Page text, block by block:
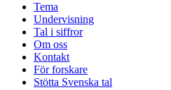
Tema
Undervisning
Tal i siffror
Om oss
Kontakt
För forskare
Stötta Svenska tal